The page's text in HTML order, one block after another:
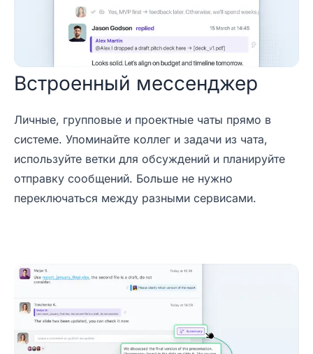
Встроенный мессенджер
Личные, групповые и проектные чаты прямо в
системе. Упоминайте коллег и задачи из чата,
используйте ветки для обсуждений и планируйте
отправку сообщений. Больше не нужно
переключаться между разными сервисами.